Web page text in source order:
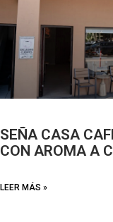
SEÑA CASA
CON AROMA A
LEER MÁS »